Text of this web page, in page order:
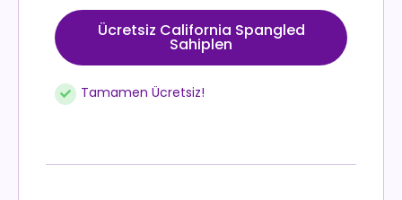
Ücretsiz California Spangled
Sahiplen
Tamamen Ücretsiz!